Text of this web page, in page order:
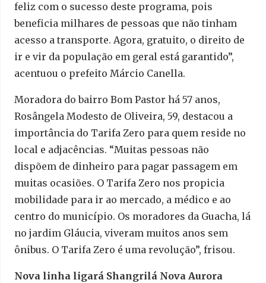
feliz com o sucesso deste programa, pois
beneficia milhares de pessoas que não tinham
acesso a transporte. Agora, gratuito, o direito de
ir e vir da população em geral está garantido”,
acentuou o prefeito Márcio Canella.
Moradora do bairro Bom Pastor há 57 anos,
Rosângela Modesto de Oliveira, 59, destacou a
importância do Tarifa Zero para quem reside no
local e adjacências. “Muitas pessoas não
dispõem de dinheiro para pagar passagem em
muitas ocasiões. O Tarifa Zero nos propicia
mobilidade para ir ao mercado, a médico e ao
centro do município. Os moradores da Guacha, lá
no jardim Gláucia, viveram muitos anos sem
ônibus. O Tarifa Zero é uma revolução”, frisou.
Nova linha ligará Shangrilá Nova Aurora